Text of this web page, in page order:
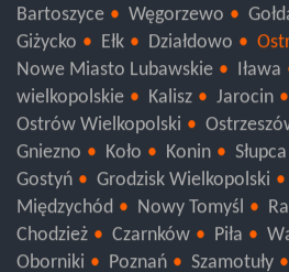
Mrągowo
Lidzbark Warmiński
Bartoszyce
Węgorzewo
Giżycko
Ełk Działdowo
Nowe Miasto Lubawskie
Iława
wielkopolskie
Kalisz Jarocin
Ostrów Wielkopolski
Gniezno
Koło Konin Słupca
Gostyń
Grodzisk Wielkopolski
Międzychód
Nowy Tomyśl
Chodzież
Czarnków Piła